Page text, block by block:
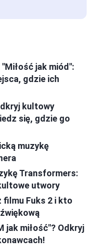
jak miód":
gdzie ich
kultowy
się, gdzie go
muzykę
Transformers:
utwory
filmu Fuks 2 i kto
jak miłość"? Odkryj